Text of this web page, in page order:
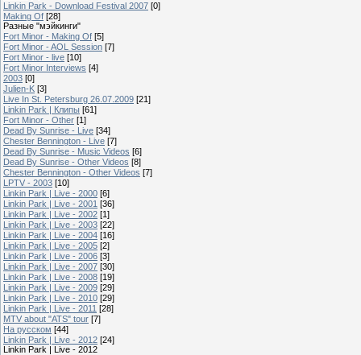
Linkin Park - Download Festival 2007 [0]
Making Of [28]
Разные "мэйкинги"
Fort Minor - Making Of [5]
Fort Minor - AOL Session [7]
Fort Minor - live [10]
Fort Minor Interviews [4]
2003 [0]
Julien-K [3]
Live In St. Petersburg 26.07.2009 [21]
Linkin Park | Клипы [61]
Fort Minor - Other [1]
Dead By Sunrise - Live [34]
Chester Bennington - Live [7]
Dead By Sunrise - Music Videos [6]
Dead By Sunrise - Other Videos [8]
Chester Bennington - Other Videos [7]
LPTV - 2003 [10]
Linkin Park | Live - 2000 [6]
Linkin Park | Live - 2001 [36]
Linkin Park | Live - 2002 [1]
Linkin Park | Live - 2003 [22]
Linkin Park | Live - 2004 [16]
Linkin Park | Live - 2005 [2]
Linkin Park | Live - 2006 [3]
Linkin Park | Live - 2007 [30]
Linkin Park | Live - 2008 [19]
Linkin Park | Live - 2009 [29]
Linkin Park | Live - 2010 [29]
Linkin Park | Live - 2011 [28]
MTV about "ATS" tour [7]
На русском [44]
Linkin Park | Live - 2012 [24]
Linkin Park | Live - 2012